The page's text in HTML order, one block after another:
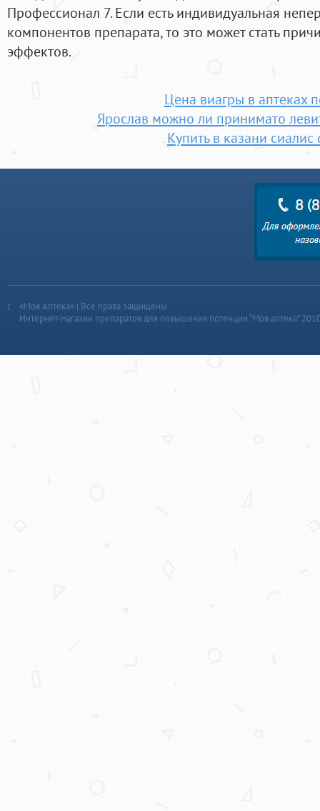
Профессионал 7. Если есть индивидуальная
компонентов препарата, то это может стать
эффектов.
Цена виагры в аптеках
Ярослав можно ли принимато
Купить в казани сиалис
«Моя Аптека» | Все права защищены
Интернет-магазин препаратов для повышения потенции “Моя аптека”